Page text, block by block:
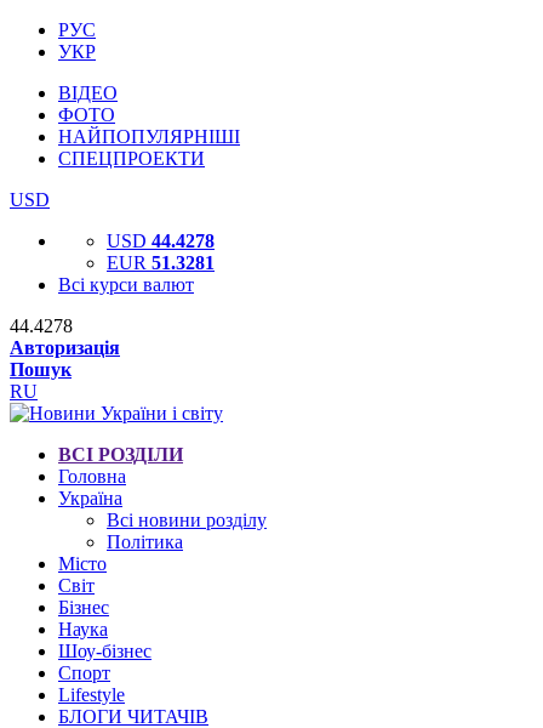
РУС
УКР
ВІДЕО
ФОТО
НАЙПОПУЛЯРНІШІ
СПЕЦПРОЕКТИ
USD
USD 44.4278
EUR 51.3281
Всі курси валют
44.4278
Авторизація
Пошук
RU
ВСІ РОЗДІЛИ
Головна
Україна
Всі новини розділу
Політика
Місто
Світ
Бізнес
Наука
Шоу-бізнес
Спорт
Lifestyle
БЛОГИ ЧИТАЧІВ